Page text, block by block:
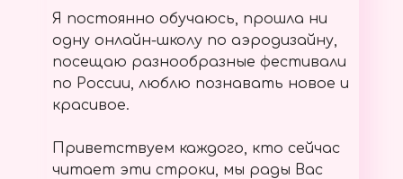
Я постоянно обучаюсь, прошла ни
одну онлайн-школу по аэродизайну,
посещаю разнообразные фестивали
по России, люблю познавать новое и
красивое.
Приветствуем каждого, кто сейчас
читает эти строки, мы рады Вас